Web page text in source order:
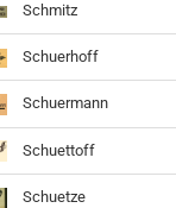
Schmitz
Schuerhoff
Schuermann
Schuettoff
Schuetze